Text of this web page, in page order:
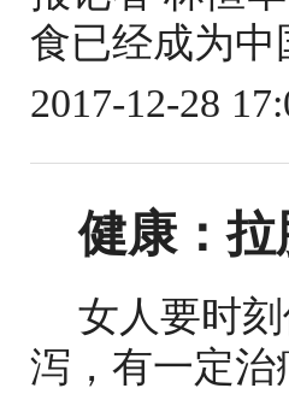
食已经成为
2017-12-28
健康：
女人要时
泻，有一定